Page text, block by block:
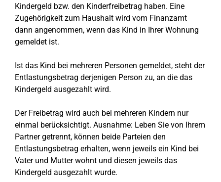
Kindergeld bzw. den Kinderfreibetrag haben. Eine
Zugehörigkeit zum Haushalt wird vom Finanzamt
dann angenommen, wenn das Kind in Ihrer Wohnung
gemeldet ist.
Ist das Kind bei mehreren Personen gemeldet, steht der
Entlastungsbetrag derjenigen Person zu, an die das
Kindergeld ausgezahlt wird.
Der Freibetrag wird auch bei mehreren Kindern nur
einmal berücksichtigt. Ausnahme: Leben Sie von Ihrem
Partner getrennt, können beide Parteien den
Entlastungsbetrag erhalten, wenn jeweils ein Kind bei
Vater und Mutter wohnt und diesen jeweils das
Kindergeld ausgezahlt wurde.